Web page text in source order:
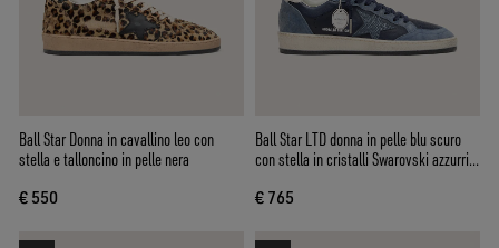
Ball Star Donna in cavallino leo con
stella e talloncino in pelle nera
€ 550
Ball Star LTD donna in pelle blu scuro
con stella in cristalli Swarovski azzurri e
€ 765